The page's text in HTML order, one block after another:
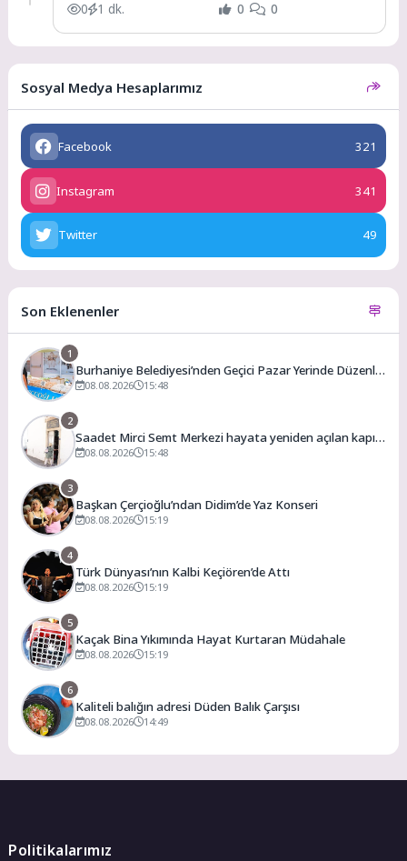
sürdürüyor.
0 1 dk. 0 0
Sosyal Medya Hesaplarımız
Facebook 321
Instagram 341
Twitter 49
Son Eklenenler
1
Burhaniye Belediyesi’nden Geçici Pazar Yerinde Düzenli
Denetim
08.08.2026 15:48
2
Saadet Mirci Semt Merkezi hayata yeniden açılan kapısı
oldu
08.08.2026 15:48
3
Başkan Çerçioğlu’ndan Didim’de Yaz Konseri
08.08.2026 15:19
4
Türk Dünyası’nın Kalbi Keçiören’de Attı
08.08.2026 15:19
5
Kaçak Bina Yıkımında Hayat Kurtaran Müdahale
08.08.2026 15:19
6
Kaliteli balığın adresi Düden Balık Çarşısı
08.08.2026 14:49
Politikalarımız